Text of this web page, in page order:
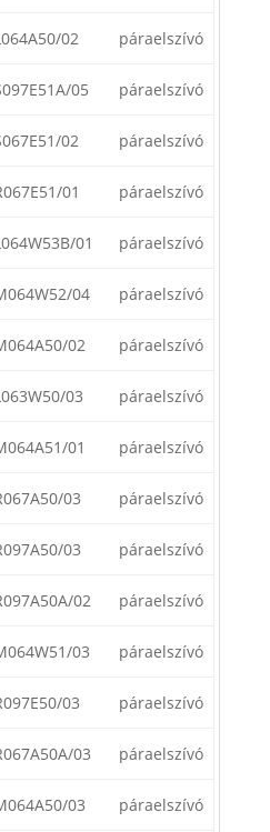
02 páraelszívó
05 páraelszívó
02 páraelszívó
01 páraelszívó
01 páraelszívó
04 páraelszívó
02 páraelszívó
03 páraelszívó
01 páraelszívó
03 páraelszívó
03 páraelszívó
02 páraelszívó
03 páraelszívó
03 páraelszívó
03 páraelszívó
03 páraelszívó